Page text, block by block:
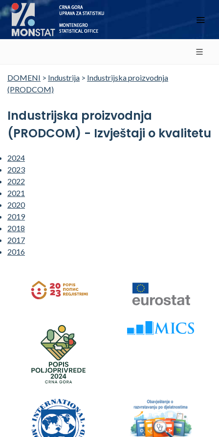
DOMENI > Industrija > Industrijska proizvodnja
(PRODCOM)
Industrijska proizvodnja
(PRODCOM) - Izvještaji o kvalitetu
2024
2023
2022
2021
2020
2019
2018
2017
2016